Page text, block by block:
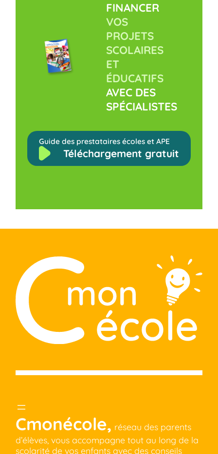
FINANCER
VOS
PROJETS
SCOLAIRES
ET
ÉDUCATIFS
AVEC DES
SPÉCIALISTES
Guide des prestataires écoles et APE
Téléchargement gratuit
Cmonécole, réseau des parents
d’élèves, vous accompagne tout au long de la
scolarité de vos enfants avec des conseils